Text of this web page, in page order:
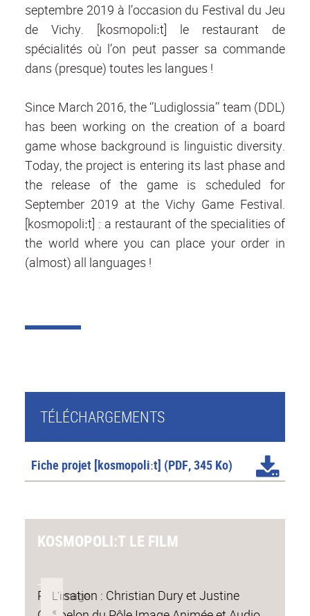
septembre 2019 à l’occasion du Festival du Jeu
de Vichy. [kosmopoliːt] le restaurant de
spécialités où l’on peut passer sa commande
dans (presque) toutes les langues !
Since March 2016, the ‘’Ludiglossia’’ team (DDL)
has been working on the creation of a board
game whose background is linguistic diversity.
Today, the project is entering its last phase and
the release of the game is scheduled for
September 2019 at the Vichy Game Festival.
[kosmopoliːt] : a restaurant of the specialities of
the world where you can place your order in
(almost) all languages !
TÉLÉCHARGEMENTS
Fiche projet [kosmopoliːt] (PDF, 345 Ko)
KOSMOPOLI:T LE FILM
Réalisation : Christian Dury et Justine